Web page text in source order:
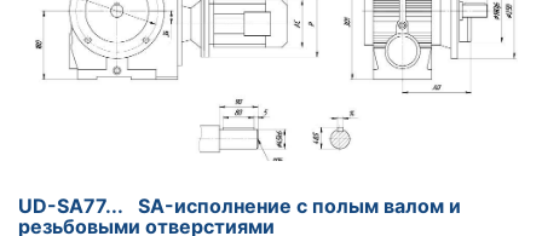
UD-SA77... SA-исполнение с полым валом и
резьбовыми отверстиями